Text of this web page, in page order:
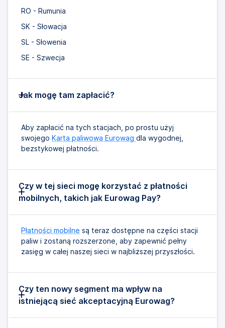
RO - Rumunia
SK - Słowacja
SL - Słowenia
SE - Szwecja
Jak mogę tam zapłacić?
Aby zapłacić na tych stacjach, po prostu użyj
swojego Karta paliwowa Eurowag dla wygodnej,
bezstykowej płatności.
Czy w tej sieci mogę korzystać z płatności
mobilnych, takich jak Eurowag Pay?
Płatności mobilne są teraz dostępne na części stacji
paliw i zostaną rozszerzone, aby zapewnić pełny
zasięg w całej naszej sieci w najbliższej przyszłości.
Czy ten nowy segment ma wpływ na
istniejącą sieć akceptacyjną Eurowag?